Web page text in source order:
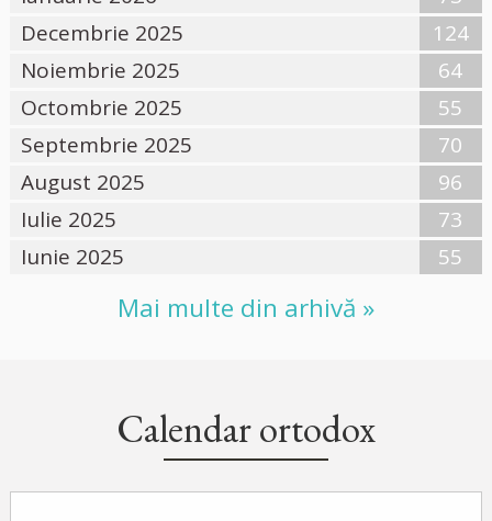
Decembrie 2025
124
Noiembrie 2025
64
Octombrie 2025
55
Septembrie 2025
70
August 2025
96
Iulie 2025
73
Iunie 2025
55
Mai multe din arhivă »
Calendar ortodox